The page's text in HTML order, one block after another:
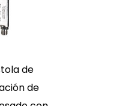
H2001 / H2000 Mini
Pistola de Pintura HVLP